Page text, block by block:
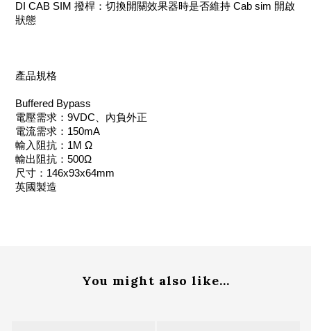
DI CAB SIM 撥桿：切換開關效果器時是否維持 Cab sim 開啟
狀態
產品規格
Buffered Bypass
電壓需求：9VDC、內負外正
電流需求：150mA
輸入阻抗：1M Ω
輸出阻抗：500Ω
尺寸：146x93x64mm
英國製造
You might also like...